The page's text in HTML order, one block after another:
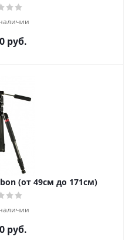
руб.
(от 49см до 171см)
руб.